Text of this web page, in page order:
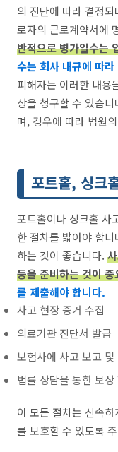
의 진단에 따라 결정
로자의 근로계약서에
반적으로 병가일수는
수는 회사 내규에 따
피해자는 이러한 내용
상을 청구할 수 있습
며, 경우에 따라 법원
포트홀, 싱크
포트홀이나 싱크홀 사
한 절차를 밟아야 합니
하는 것이 좋습니다.
등을 준비하는 것이
를 제출해야 합니다.
사고 현장 증거 수집
의료기관 진단서 발급
보험사에 사고 보고 및
법률 상담을 통한 보상
이 모든 절차는 신속
를 보호할 수 있도록